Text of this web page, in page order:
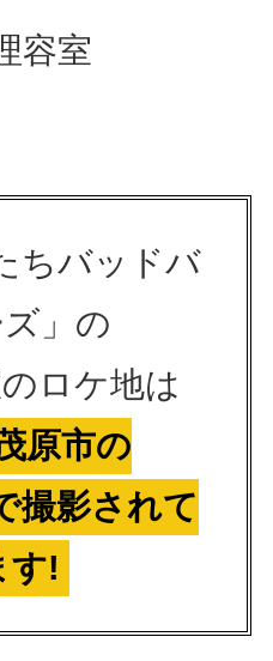
容室
ちバッドバ
」の
ロケ地は
原市の
撮影されて
す!